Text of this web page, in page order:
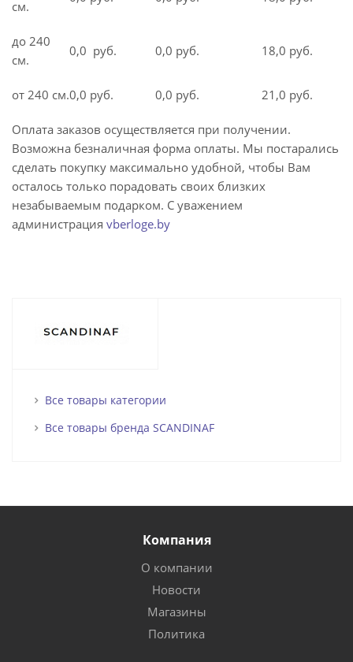
см.
до 240
см.
0,0 руб. 0,0 руб. 18,0 руб.
от 240 см.0,0 руб. 0,0 руб. 21,0 руб.
Оплата заказов осуществляется при получении.
Возможна безналичная форма оплаты. Мы постарались
сделать покупку максимально удобной, чтобы Вам
осталось только порадовать своих близких
незабываемым подарком. С уважением
администрация vberloge.by
Все товары категории
Все товары бренда SCANDINAF
Компания
О компании
Новости
Магазины
Политика